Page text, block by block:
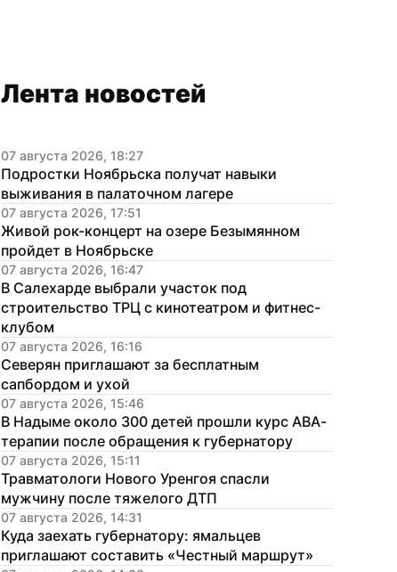
Лента новостей
07 августа 2026, 18:27
Подростки Ноябрьска получат навыки
выживания в палаточном лагере
07 августа 2026, 17:51
Живой рок-концерт на озере Безымянном
пройдет в Ноябрьске
07 августа 2026, 16:47
В Салехарде выбрали участок под
строительство ТРЦ с кинотеатром и фитнес-
клубом
07 августа 2026, 16:16
Северян приглашают за бесплатным
сапбордом и ухой
07 августа 2026, 15:46
В Надыме около 300 детей прошли курс АВА-
терапии после обращения к губернатору
07 августа 2026, 15:11
Травматологи Нового Уренгоя спасли
мужчину после тяжелого ДТП
07 августа 2026, 14:31
Куда заехать губернатору: ямальцев
приглашают составить «Честный маршрут»